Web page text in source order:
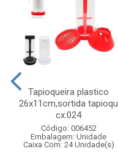
Tapioqueira plastico
26x11cm,sortida tapioqu
cx:024
Código: 006452
Embalagem: Unidade
Caixa Com: 24 Unidade(s)